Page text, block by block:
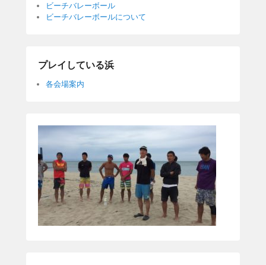
ビーチバレーボール
ビーチバレーボールについて
プレイしている浜
各会場案内